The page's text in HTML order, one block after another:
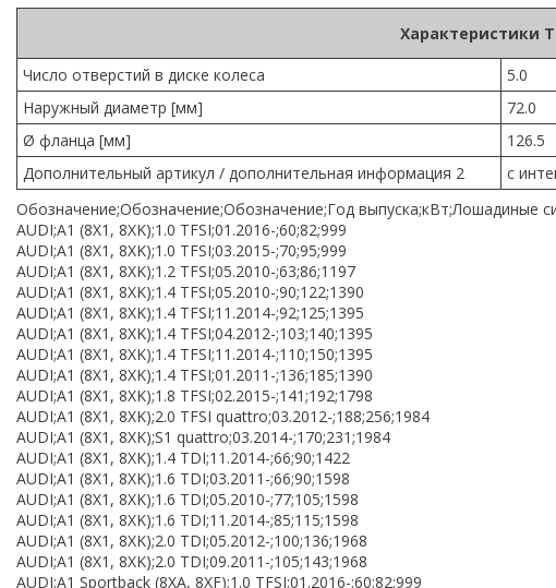
Характеристики
Число отверстий в диске колеса
5.0
Наружный диаметр [мм]
72.0
Ø фланца [мм]
126.5
Дополнительный артикул / дополнительная информация 2
с
Обозначение;Обозначение;Обозначение;Год выпуска;кВт;Лошадиные
AUDI;A1 (8X1, 8XK);1.0 TFSI;01.2016-;60;82;999
AUDI;A1 (8X1, 8XK);1.0 TFSI;03.2015-;70;95;999
AUDI;A1 (8X1, 8XK);1.2 TFSI;05.2010-;63;86;1197
AUDI;A1 (8X1, 8XK);1.4 TFSI;05.2010-;90;122;1390
AUDI;A1 (8X1, 8XK);1.4 TFSI;11.2014-;92;125;1395
AUDI;A1 (8X1, 8XK);1.4 TFSI;04.2012-;103;140;1395
AUDI;A1 (8X1, 8XK);1.4 TFSI;11.2014-;110;150;1395
AUDI;A1 (8X1, 8XK);1.4 TFSI;01.2011-;136;185;1390
AUDI;A1 (8X1, 8XK);1.8 TFSI;02.2015-;141;192;1798
AUDI;A1 (8X1, 8XK);2.0 TFSI quattro;03.2012-;188;256;1984
AUDI;A1 (8X1, 8XK);S1 quattro;03.2014-;170;231;1984
AUDI;A1 (8X1, 8XK);1.4 TDI;11.2014-;66;90;1422
AUDI;A1 (8X1, 8XK);1.6 TDI;03.2011-;66;90;1598
AUDI;A1 (8X1, 8XK);1.6 TDI;05.2010-;77;105;1598
AUDI;A1 (8X1, 8XK);1.6 TDI;11.2014-;85;115;1598
AUDI;A1 (8X1, 8XK);2.0 TDI;05.2012-;100;136;1968
AUDI;A1 (8X1, 8XK);2.0 TDI;09.2011-;105;143;1968
AUDI;A1 Sportback (8XA, 8XF);1.0 TFSI;01.2016-;60;82;999